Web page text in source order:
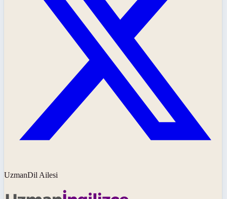
UzmanDil Ailesi